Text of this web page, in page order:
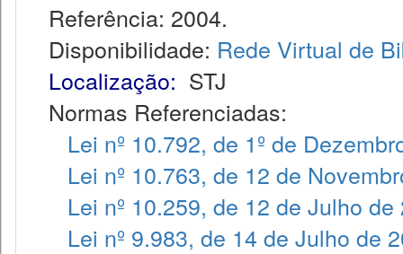
Referência: 2004.
Disponibilidade: Rede Virtual de
Localização: STJ
Normas Referenciadas:
Lei nº 10.792, de 1º de
Lei nº 10.763, de 12 de
Lei nº 10.259, de 12 de Julho de
Lei nº 9.983, de 14 de Julho de